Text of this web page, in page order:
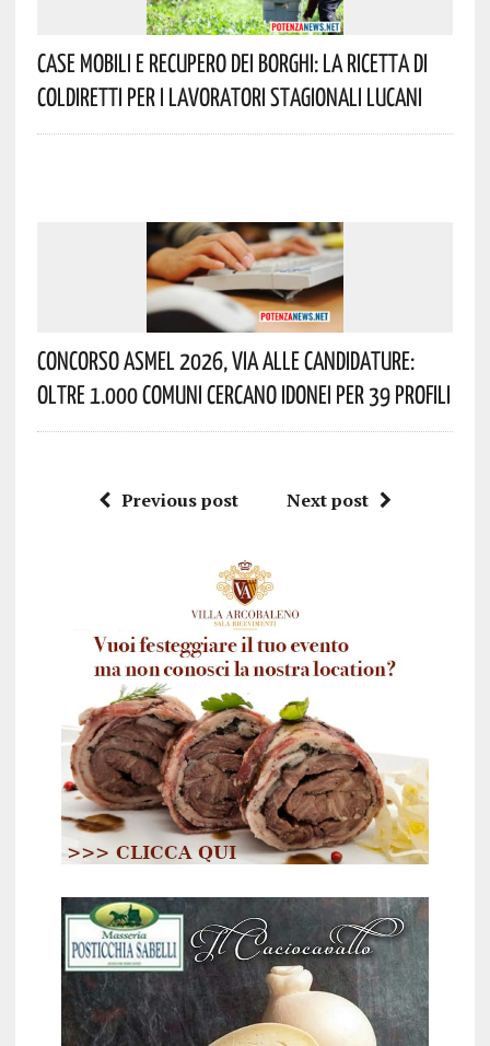
Case Mobili E Recupero Dei Borghi: La Ricetta Di
Coldiretti Per I Lavoratori Stagionali Lucani
Concorso Asmel 2026, Via Alle Candidature:
Oltre 1.000 Comuni Cercano Idonei Per 39 Profili
Previous post Next post